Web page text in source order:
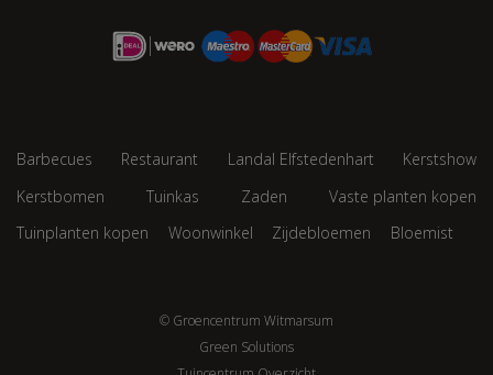
Barbecues Restaurant Landal Elfstedenhart
Kerstshow
Kerstbomen
Tuinkas Zaden
Vaste planten kopen
Tuinplanten kopen
Woonwinkel Zijdebloemen Bloemist
© Groencentrum Witmarsum
Green Solutions